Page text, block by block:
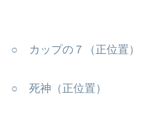
○ カップの７（正位置）
○ 死神（正位置）